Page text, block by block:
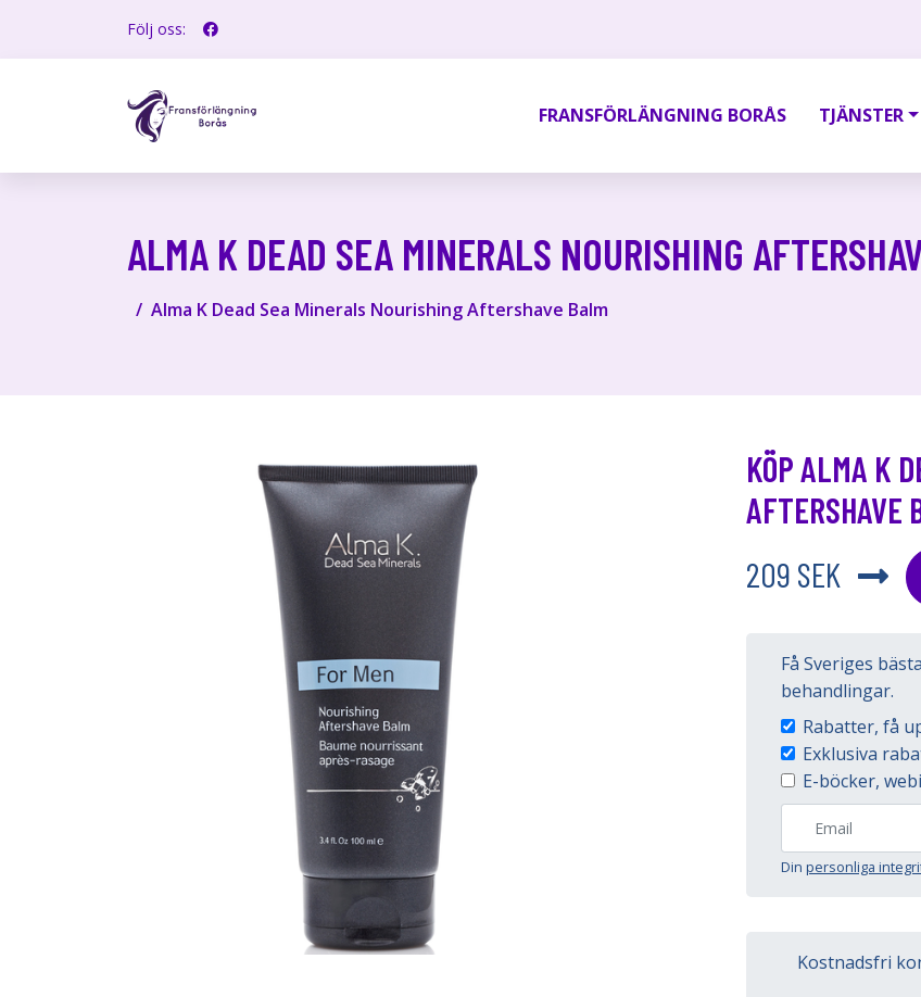
Följ oss:
FRANSFÖRLÄNGNING BORÅS TJÄNSTER
ALMA K DEAD SEA MINERALS NOURISHING
Alma K Dead Sea Minerals Nourishing Aftershave Balm
KÖP ALMA K
AFTERSHAVE
209 SEK
Få Sveriges
behandlingar.
Rabatter, få
Exklusiva
E-böcker,
Din personliga
Kostnadsfri